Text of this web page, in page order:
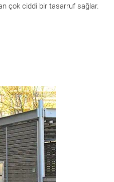
çok ciddi bir tasarruf sağlar.